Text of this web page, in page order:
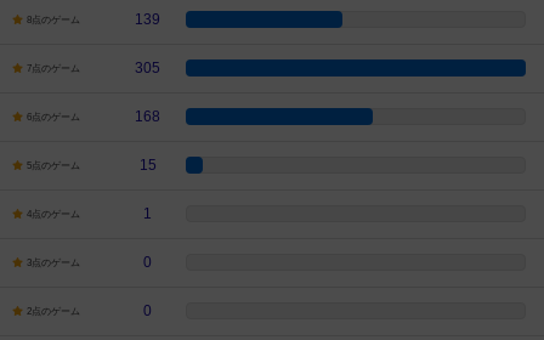
8点のゲーム 139
7点のゲーム 305
6点のゲーム 168
5点のゲーム 15
4点のゲーム 1
3点のゲーム 0
2点のゲーム 0